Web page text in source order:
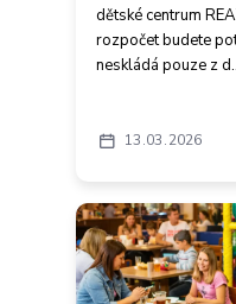
13 03 2026
dětské centrum
rozpočet budete
neskládá pouze z